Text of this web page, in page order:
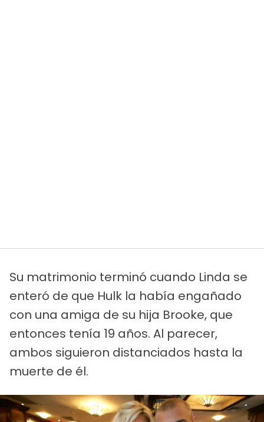
Su matrimonio terminó cuando Linda se
enteró de que Hulk la había engañado
con una amiga de su hija Brooke, que
entonces tenía 19 años. Al parecer,
ambos siguieron distanciados hasta la
muerte de él.